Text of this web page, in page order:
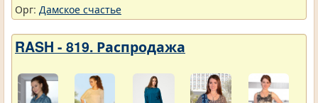
Орг: Дамское счастье
RASH - 819. Распродажа